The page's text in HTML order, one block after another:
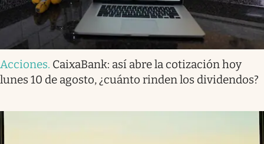
Acciones. CaixaBank: así abre la cotización hoy
lunes 10 de agosto, ¿cuánto rinden los dividendos?